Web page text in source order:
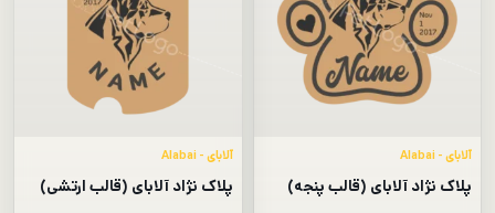
آلابای - Alabai
پلاک نژاد آلابای (قالب پنجه)
آلابای - Alabai
پلاک نژاد آلابای (قالب ارتشی)